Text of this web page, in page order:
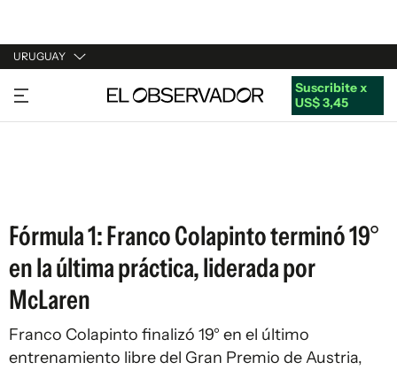
URUGUAY
URUGUAY
ARGENTINA
Suscribite x
US$ 3,45
Fórmula 1: Franco Colapinto terminó 19°
en la última práctica, liderada por
McLaren
Franco Colapinto finalizó 19° en el último
entrenamiento libre del Gran Premio de Austria,